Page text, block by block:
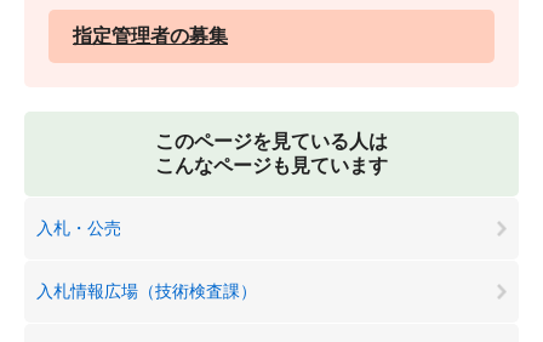
指定管理者の募集
このページを見ている人は
こんなページも見ています
入札・公売
入札情報広場（技術検査課）